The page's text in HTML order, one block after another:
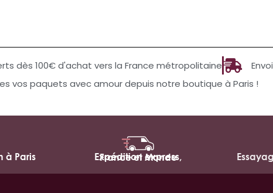
dès 100€ d'achat vers la France métropolitaine
vos paquets avec amour depuis notre boutique à Paris !
à Paris Expédition express,
France et Monde